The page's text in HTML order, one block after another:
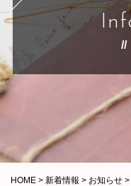
HOME > 新着情報 > お知らせ >